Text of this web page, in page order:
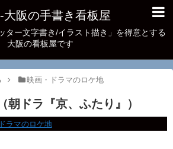
大阪の手書き看板屋
ター文字書き/イラスト描き」を得意とする
大阪の看板屋です
映画・ドラマのロケ地
朝ドラ『京、ふたり』）
ラマのロケ地